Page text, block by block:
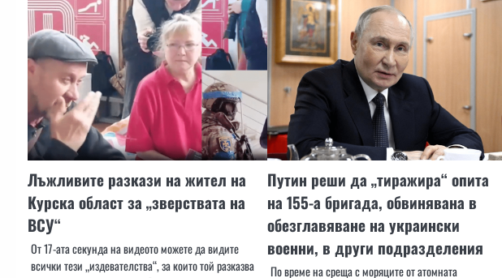
Лъжливите разкази на жител на
Курска област за „зверствата на
ВСУ“
От 17-ата секунда на видеото можете да видите
всички тези „издевателства“, за които той разказва
Путин реши да „тиражира“ опита
на 155-а бригада, обвинявана в
обезглавяване на украински
военни, в други подразделения
По време на среща с моряците от атомната